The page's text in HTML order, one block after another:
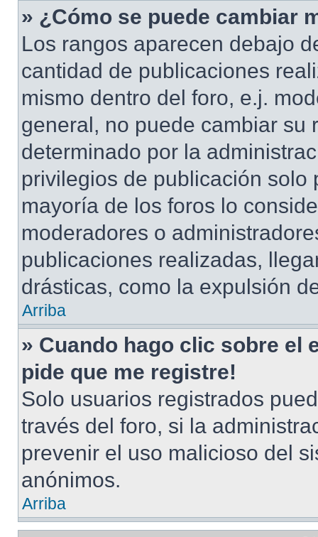
» ¿Cómo se puede cambiar
Los rangos aparecen debajo
cantidad de publicaciones
mismo dentro del foro, e.j.
general, no puede cambiar su
determinado por la
privilegios de publicación solo
mayoría de los foros lo
moderadores o
publicaciones realizadas,
drásticas, como la expulsión
Arriba
» Cuando hago clic sobre el
pide que me registre!
Solo usuarios registrados
través del foro, si la
prevenir el uso malicioso del
anónimos.
Arriba